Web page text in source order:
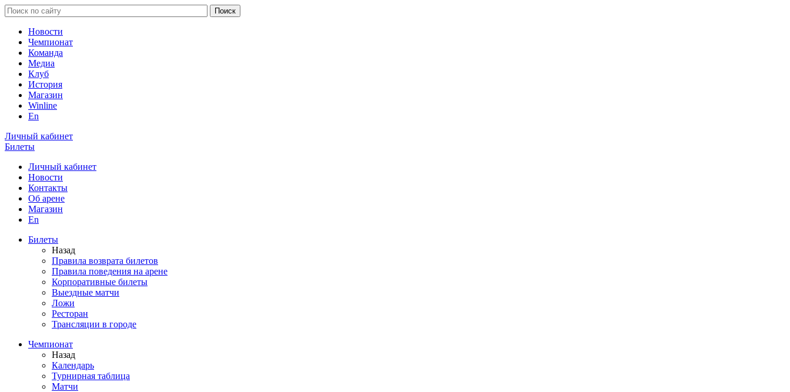
Новости
Чемпионат
Команда
Медиа
Клуб
История
Магазин
Winline
En
Личный кабинет
Билеты
Личный кабинет
Новости
Контакты
Об арене
Магазин
En
Билеты
Назад
Правила возврата билетов
Правила поведения на арене
Корпоративные билеты
Выездные матчи
Ложи
Ресторан
Трансляции в городе
Чемпионат
Назад
Календарь
Турнирная таблица
Матчи